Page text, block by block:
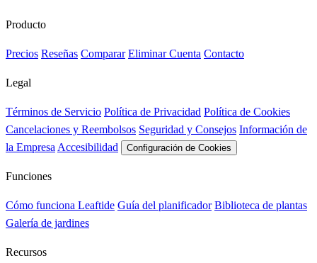
Producto
Precios Reseñas Comparar Eliminar Cuenta Contacto
Legal
Términos de Servicio Política de Privacidad Política de Cookies
Cancelaciones y Reembolsos Seguridad y Consejos Información de
la Empresa Accesibilidad Configuración de Cookies
Funciones
Cómo funciona Leaftide Guía del planificador Biblioteca de plantas
Galería de jardines
Recursos